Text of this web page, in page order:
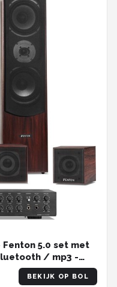
5.0 set met
/ mp3 -
BEKIJK OP BOL